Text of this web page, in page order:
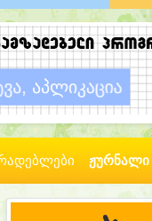
ჟურნალი